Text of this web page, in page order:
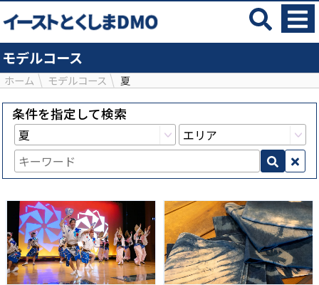
モデルコース
ホーム モデルコース 夏
条件を指定して検索